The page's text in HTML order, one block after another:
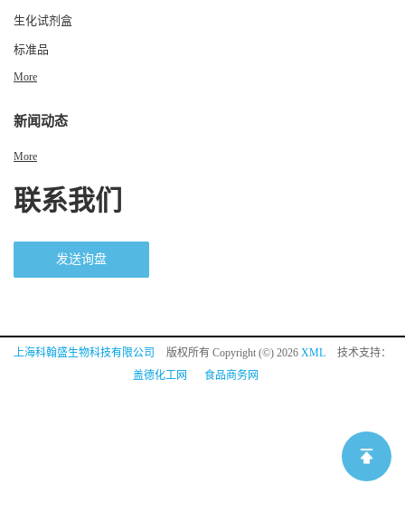
生化试剂盒
标准品
More
新闻动态
More
联系我们
发送询盘
上海科翰盛生物科技有限公司 版权所有 Copyright (©) 2026 XML
技术支持：
盖德化工网
食品商务网